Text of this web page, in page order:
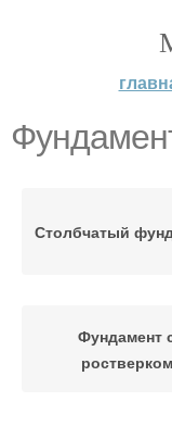
Столбчатый
Фундамент
ростверком